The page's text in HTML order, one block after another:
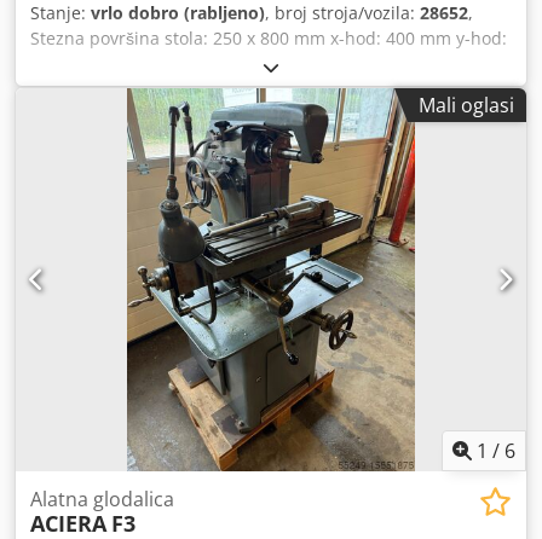
Stanje: vrlo dobro (rabljeno), broj stroja/vozila: 28652,
Stezna površina stola: 250 x 800 mm x-hod: 400 mm y-hod:
175 mm z-hod: 450 mm Montaža vretena: ISO 30 Brzine
vretena: 50-2000/50-3400 o/min Radni napon: 380 V
Ukupna potrebna snaga : približno 2,5 kVA kW Potreban
prostor: 1200 x 1000 x 1600 mm Težina: približno 1100 kg
Dwodpeh D Rzuefx Ahisa
Mali oglasi
1 / 6
Alatna glodalica
ACIERA F3